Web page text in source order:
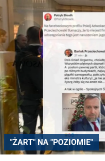
"ŻART" NA "POZIOMIE"